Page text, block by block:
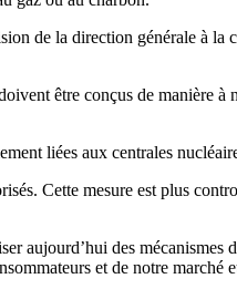
de la direction générale à
être conçus de manière à
liées aux centrales
Cette mesure est plus
aujourd’hui des
et de notre marché